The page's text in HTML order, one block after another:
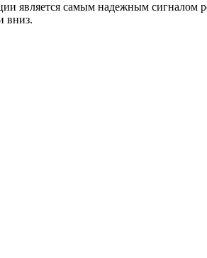
является самым надежным
вниз.